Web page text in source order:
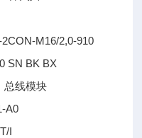
M16/2,0-910
SN BK BX
总线模块
A0
I